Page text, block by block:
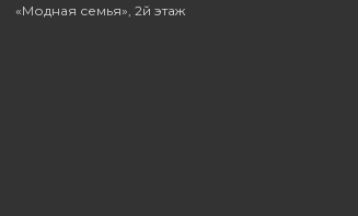
«Модная семья», 2й этаж